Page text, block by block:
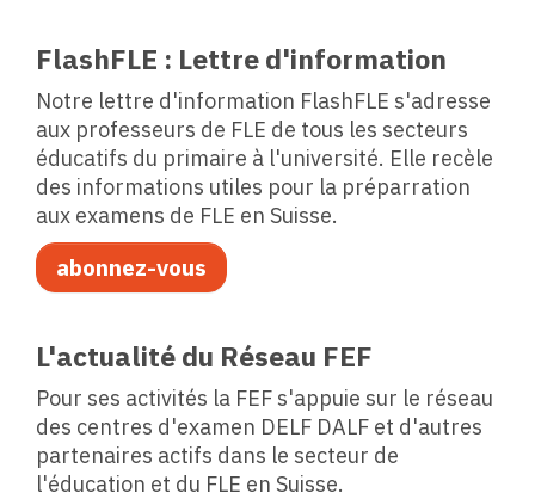
FlashFLE : Lettre d'information
Notre lettre d'information FlashFLE s'adresse
aux professeurs de FLE de tous les secteurs
éducatifs du primaire à l'université. Elle recèle
des informations utiles pour la préparration
aux examens de FLE en Suisse.
abonnez-vous
L'actualité du Réseau FEF
Pour ses activités la FEF s'appuie sur le réseau
des centres d'examen DELF DALF et d'autres
partenaires actifs dans le secteur de
l'éducation et du FLE en Suisse.